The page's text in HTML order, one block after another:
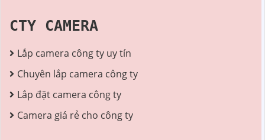
CTY CAMERA
Lắp camera công ty uy tín
Chuyên lắp camera công ty
Lắp đặt camera công ty
Camera giá rẻ cho công ty